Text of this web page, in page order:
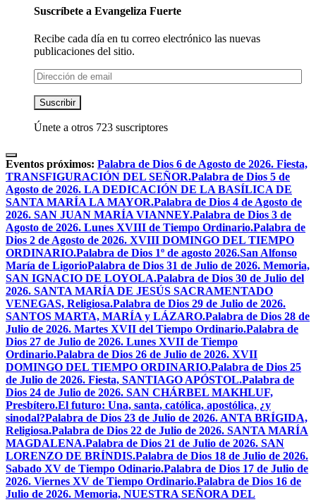
Suscríbete a Evangeliza Fuerte
Recibe cada día en tu correo electrónico las nuevas
publicaciones del sitio.
Dirección
de
email
Suscribir
Únete a otros 723 suscriptores
Eventos próximos: Palabra de Dios 6 de Agosto de 2026. Fiesta,
TRANSFIGURACIÓN DEL SEÑOR.Palabra de Dios 5 de
Agosto de 2026. LA DEDICACIÓN DE LA BASÍLICA DE
SANTA MARÍA LA MAYOR.Palabra de Dios 4 de Agosto de
2026. SAN JUAN MARÍA VIANNEY.Palabra de Dios 3 de
Agosto de 2026. Lunes XVIII de Tiempo Ordinario.Palabra de
Dios 2 de Agosto de 2026. XVIII DOMINGO DEL TIEMPO
ORDINARIO.Palabra de Dios 1º de agosto 2026.San Alfonso
María de LigorioPalabra de Dios 31 de Julio de 2026. Memoria,
SAN IGNACIO DE LOYOLA.Palabra de Dios 30 de Julio del
2026. SANTA MARÍA DE JESÚS SACRAMENTADO
VENEGAS, Religiosa.Palabra de Dios 29 de Julio de 2026.
SANTOS MARTA, MARÍA y LÁZARO.Palabra de Dios 28 de
Julio de 2026. Martes XVII del Tiempo Ordinario.Palabra de
Dios 27 de Julio de 2026. Lunes XVII de Tiempo
Ordinario.Palabra de Dios 26 de Julio de 2026. XVII
DOMINGO DEL TIEMPO ORDINARIO.Palabra de Dios 25
de Julio de 2026. Fiesta, SANTIAGO APÓSTOL.Palabra de
Dios 24 de Julio de 2026. SAN CHÁRBEL MAKHLUF,
Presbítero.El futuro: Una, santa, católica, apostólica, ¿y
sinodal?Palabra de Dios 23 de Julio de 2026. ANTA BRÍGIDA,
Religiosa.Palabra de Dios 22 de Julio de 2026. SANTA MARÍA
MAGDALENA.Palabra de Dios 21 de Julio de 2026. SAN
LORENZO DE BRÍNDIS.Palabra de Dios 18 de Julio de 2026.
Sabado XV de Tiempo Odinario.Palabra de Dios 17 de Julio de
2026. Viernes XV de Tiempo Ordinario.Palabra de Dios 16 de
Julio de 2026. Memoria, NUESTRA SEÑORA DEL